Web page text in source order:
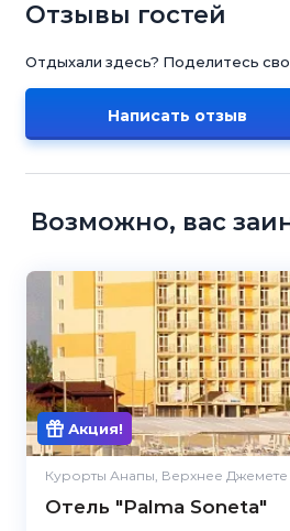
Отзывы гостей
Отдыхали здесь? Поделитесь
Написать отзыв
Возможно, вас
Акция!
Курорты Анапы, Верхнее Джемете
Отель "Palma Soneta"